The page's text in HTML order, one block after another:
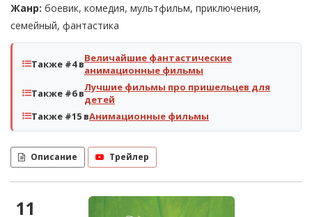
Жанр: боевик, комедия, мультфильм, приключения,
семейный, фантастика
Также #4 вВеличайшие фантастические
анимационные фильмы
Также #6 вЛучшие фильмы про пришельцев для
детей
Также #15 вАнимационные фильмы
Описание Трейлер
11